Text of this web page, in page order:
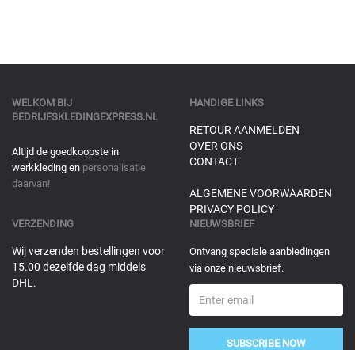
WELKOM BIJ
BEDRIJFSKLEDINGEXPRESS.NL
Altijd de goedkoopste in
werkkleding en personalisatie
daarvan!
HANDIGE LINKS
RETOUR AANMELDEN
OVER ONS
CONTACT
ALGEMENE VOORWAARDEN
PRIVACY POLICY
VERZENDING
Wij verzenden bestellingen voor
15.00 dezelfde dag middels
DHL.
NIEUWSBRIEF
Ontvang speciale aanbiedingen
via onze nieuwsbrief.
SUBSCRIBE NOW